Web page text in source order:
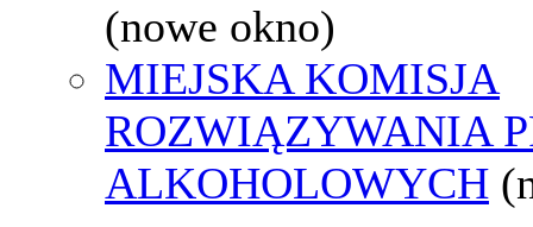
(nowe okno)
MIEJSKA KOMISJA
ROZWIĄZYWANIA
ALKOHOLOWYCH